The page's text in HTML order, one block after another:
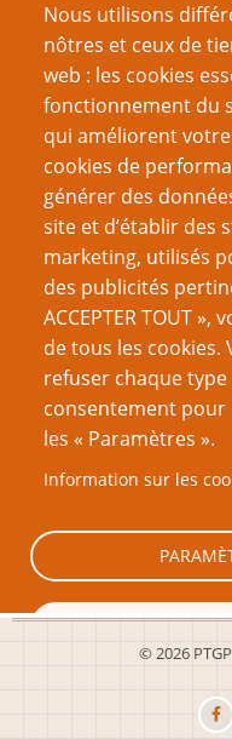
Nous utilisons
nôtres et ceux de
web : les cookies
fonctionnement du
qui améliorent
cookies de
générer des
site et d’établir des
marketing, utilisés
des publicités
ACCEPTER TOUT
de tous les cookies.
refuser chaque
consentement pour
les « Paramètres ».
Information sur les
Mot de passe
Créer un nouveau
Réinitialiser votre
VOUS AIMEREZ
Une histoire de dés
Les petites mains
Xyrop : mon
© 2026